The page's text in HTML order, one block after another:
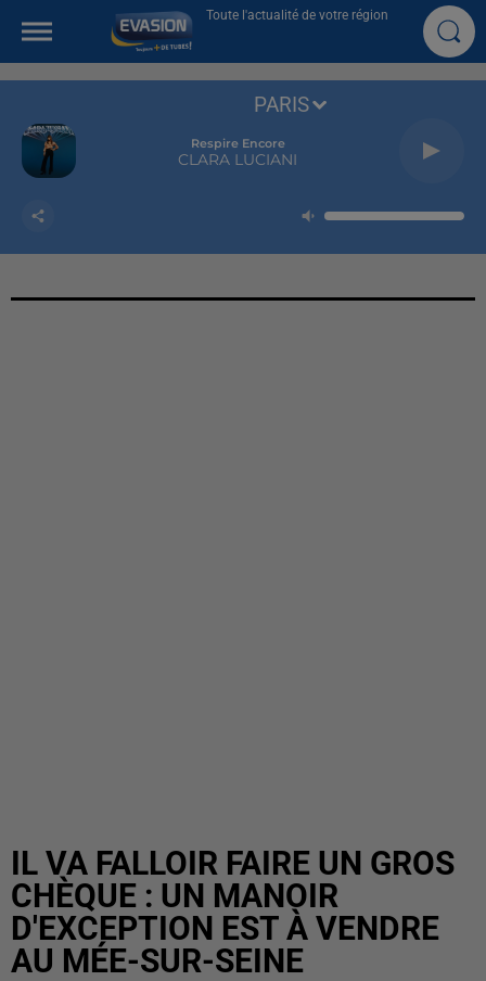
Toute l'actualité de votre région
Respire Encore
CLARA LUCIANI
PARIS
IL VA FALLOIR FAIRE UN GROS
CHÈQUE : UN MANOIR
D'EXCEPTION EST À VENDRE
AU MÉE-SUR-SEINE